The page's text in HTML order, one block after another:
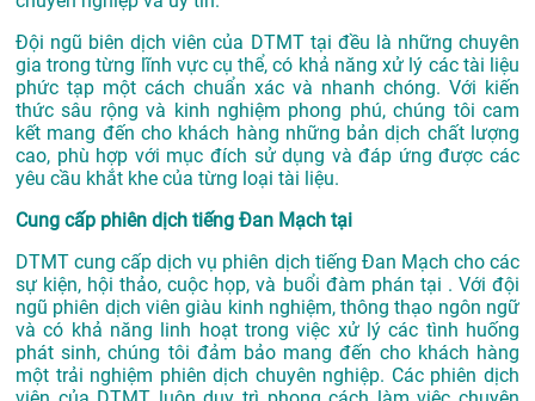
Đội ngũ biên dịch viên của DTMT tại đều là những chuyên
gia trong từng lĩnh vực cụ thể, có khả năng xử lý các tài liệu
phức tạp một cách chuẩn xác và nhanh chóng. Với kiến
thức sâu rộng và kinh nghiệm phong phú, chúng tôi cam
kết mang đến cho khách hàng những bản dịch chất lượng
cao, phù hợp với mục đích sử dụng và đáp ứng được các
yêu cầu khắt khe của từng loại tài liệu.
Cung cấp phiên dịch tiếng Đan Mạch tại
DTMT cung cấp dịch vụ phiên dịch tiếng Đan Mạch cho các
sự kiện, hội thảo, cuộc họp, và buổi đàm phán tại . Với đội
ngũ phiên dịch viên giàu kinh nghiệm, thông thạo ngôn ngữ
và có khả năng linh hoạt trong việc xử lý các tình huống
phát sinh, chúng tôi đảm bảo mang đến cho khách hàng
một trải nghiệm phiên dịch chuyên nghiệp. Các phiên dịch